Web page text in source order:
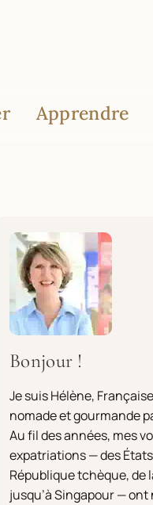
Apprendre
Bonjour !
Je suis Hélène,
nomade et gourmande
Au fil des années, mes
expatriations — des
République tchèque, de
jusqu’à Singapour —